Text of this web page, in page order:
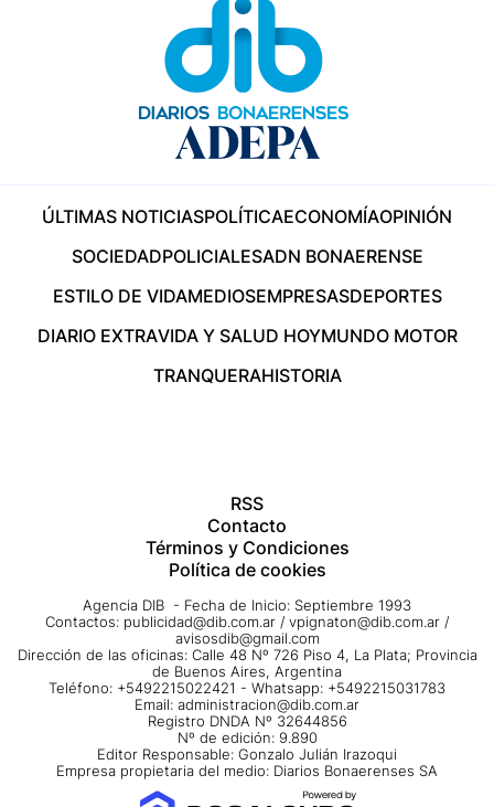
ÚLTIMAS NOTICIASPOLÍTICAECONOMÍAOPINIÓN
SOCIEDADPOLICIALESADN BONAERENSE
ESTILO DE VIDAMEDIOSEMPRESASDEPORTES
DIARIO EXTRAVIDA Y SALUD HOYMUNDO MOTOR
TRANQUERAHISTORIA
RSS
Contacto
Términos y Condiciones
Política de cookies
Agencia DIB - Fecha de Inicio: Septiembre 1993
Contactos: publicidad@dib.com.ar / vpignaton@dib.com.ar /
avisosdib@gmail.com
Dirección de las oficinas: Calle 48 Nº 726 Piso 4, La Plata; Provincia
de Buenos Aires, Argentina
Teléfono: +5492215022421 - Whatsapp: +5492215031783
Email: administracion@dib.com.ar
Registro DNDA Nº 32644856
Nº de edición: 9.890
Editor Responsable: Gonzalo Julián Irazoqui
Empresa propietaria del medio: Diarios Bonaerenses SA